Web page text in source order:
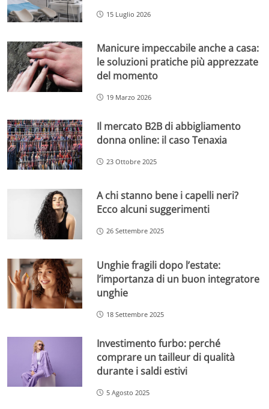
15 Luglio 2026
Manicure impeccabile anche a casa:
le soluzioni pratiche più apprezzate
del momento
19 Marzo 2026
Il mercato B2B di abbigliamento
donna online: il caso Tenaxia
23 Ottobre 2025
A chi stanno bene i capelli neri?
Ecco alcuni suggerimenti
26 Settembre 2025
Unghie fragili dopo l’estate:
l’importanza di un buon integratore
unghie
18 Settembre 2025
Investimento furbo: perché
comprare un tailleur di qualità
durante i saldi estivi
5 Agosto 2025